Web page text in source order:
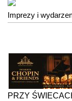
Imprezy i
PRZY